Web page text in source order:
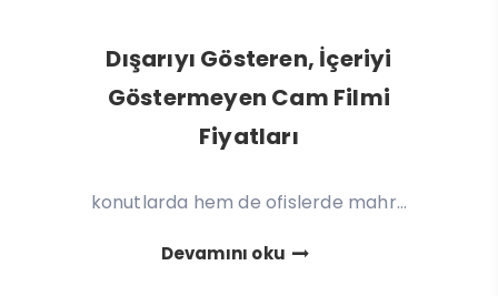
Dışarıyı Gösteren, İçeriyi
Göstermeyen Cam Filmi
Fiyatları
Dışarıyı Gösteren, İçeriyi Göstermeyen Cam
konutlarda hem de ofislerde mahr...
Devamını oku